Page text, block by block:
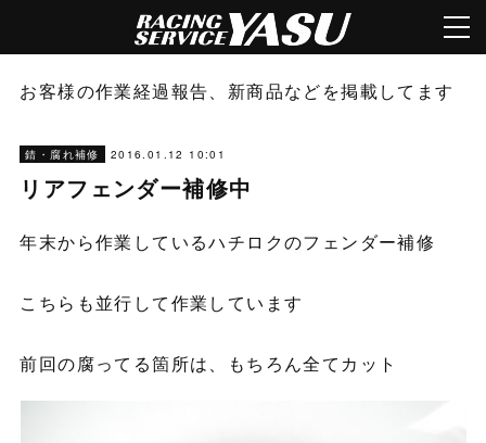
お客様の作業経過報告、新商品などを掲載してます
錆・腐れ補修 2016.01.12 10:01
リアフェンダー補修中
年末から作業しているハチロクのフェンダー補修
こちらも並行して作業しています
前回の腐ってる箇所は、もちろん全てカット